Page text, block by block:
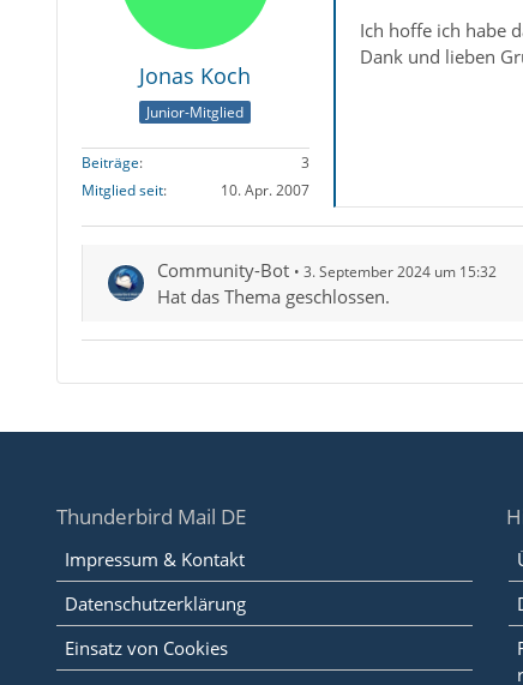
Jonas Koch
Junior-Mitglied
Beiträge
3
Mitglied seit
10. Apr. 2007
Ich hoffe ich habe
Dank und lieben
Community-Bot 3. September 2024 um 15:32
Hat das Thema geschlossen.
Thunderbird Mail DE
Impressum & Kontakt
Datenschutzerklärung
Einsatz von Cookies